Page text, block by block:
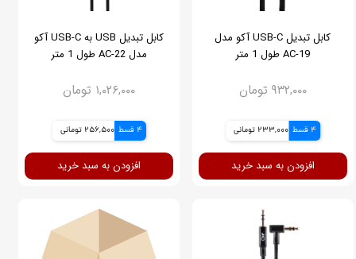
کابل تبدیل USB-C آکو مدل
AC-19 طول 1 متر
۹۳۲,۰۰۰ تومان
4 قسط 233,000 تومانی
افزودن به سبد خرید
کابل تبدیل USB به USB-C آکو
مدل AC-22 طول 1 متر
۱,۰۲۶,۰۰۰ تومان
4 قسط 256,500 تومانی
افزودن به سبد خرید